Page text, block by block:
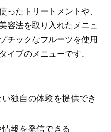
ったトリートメントや、
容法を取り入れたメニュ
チックなフルーツを使用
イプのメニューです。
独自の体験を提供でき
報を発信できる